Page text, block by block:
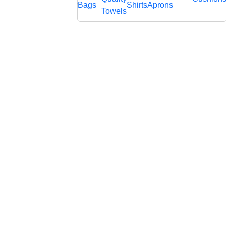
Bags
Towels
ShirtsAprons